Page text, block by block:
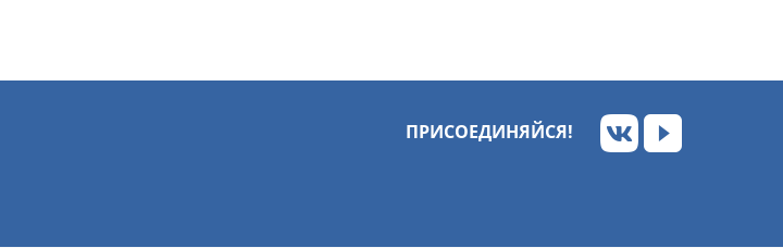
ПРИСОЕДИНЯЙСЯ!